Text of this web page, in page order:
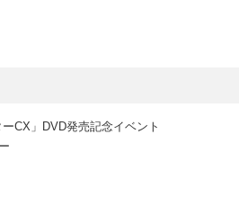
CX」DVD発売記念イベント